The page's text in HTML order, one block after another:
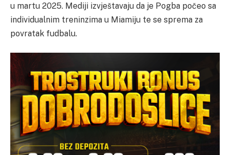
u martu 2025. Mediji izvještavaju da je Pogba počeo sa
individualnim treninzima u Miamiju te se sprema za
povratak fudbalu.